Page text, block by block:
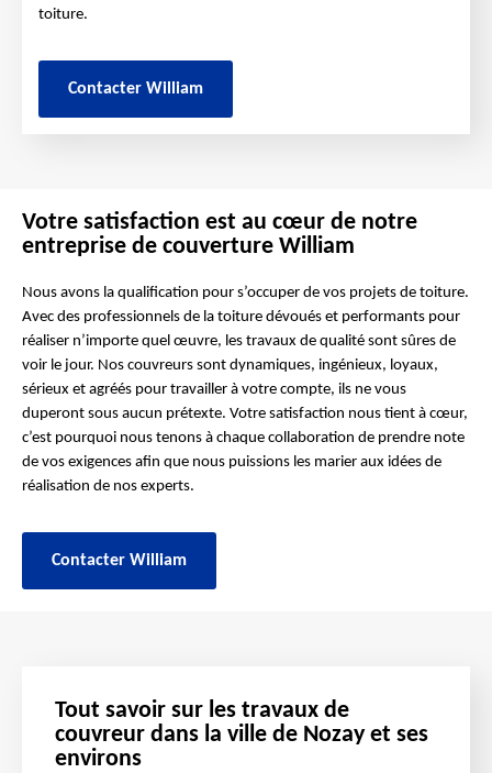
toiture.
Contacter William
Votre satisfaction est au cœur de notre
entreprise de couverture William
Nous avons la qualification pour s’occuper de vos projets de toiture.
Avec des professionnels de la toiture dévoués et performants pour
réaliser n’importe quel œuvre, les travaux de qualité sont sûres de
voir le jour. Nos couvreurs sont dynamiques, ingénieux, loyaux,
sérieux et agréés pour travailler à votre compte, ils ne vous
duperont sous aucun prétexte. Votre satisfaction nous tient à cœur,
c’est pourquoi nous tenons à chaque collaboration de prendre note
de vos exigences afin que nous puissions les marier aux idées de
réalisation de nos experts.
Contacter William
Tout savoir sur les travaux de
couvreur dans la ville de Nozay et ses
environs